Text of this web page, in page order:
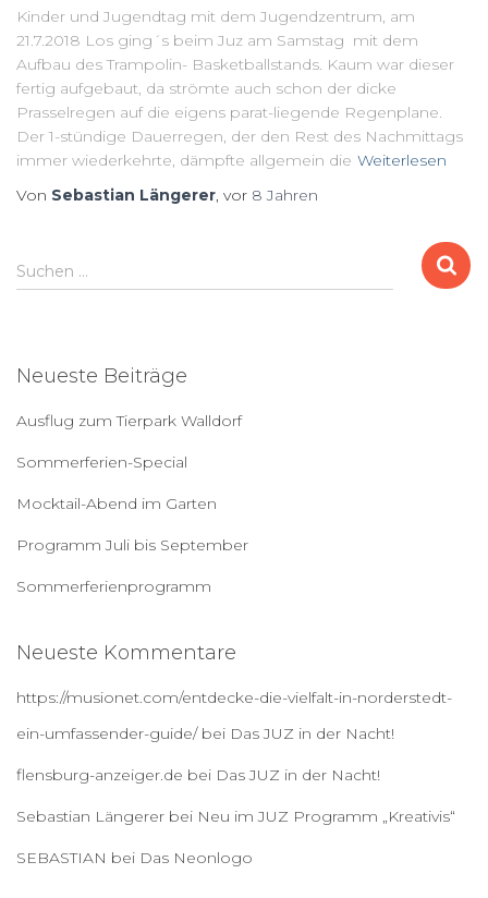
Kinder und Jugendtag mit dem Jugendzentrum, am
21.7.2018 Los ging´s beim Juz am Samstag mit dem
Aufbau des Trampolin- Basketballstands. Kaum war dieser
fertig aufgebaut, da strömte auch schon der dicke
Prasselregen auf die eigens parat-liegende Regenplane.
Der 1-stündige Dauerregen, der den Rest des Nachmittags
immer wiederkehrte, dämpfte allgemein die Weiterlesen
Von Sebastian Längerer, vor 8 Jahren
S
u
n
c
h
Suchen …
Neueste Beiträge
Ausflug zum Tierpark Walldorf
Sommerferien-Special
Mocktail-Abend im Garten
Programm Juli bis September
Sommerferienprogramm
Neueste Kommentare
https://musionet.com/entdecke-die-vielfalt-in-norderstedt-
ein-umfassender-guide/bei Das JUZ in der Nacht!
flensburg-anzeiger.de bei Das JUZ in der Nacht!
Sebastian Längerer bei Neu im JUZ Programm „Kreativis“
SEBASTIAN bei Das Neonlogo